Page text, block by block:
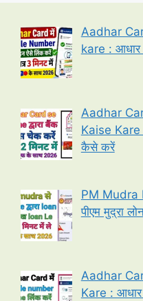
Aadhar
kare : आधार
Aadhar
Kaise Kare
कैसे करें
PM Mudra
पीएम मुद्रा
Aadhar
Kare : आधार